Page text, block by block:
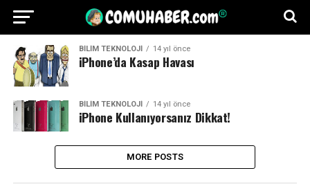
BILIM TEKNOLOJI 14 yıl önce
iPhone’da Kasap Havası
BILIM TEKNOLOJI 14 yıl önce
iPhone Kullanıyorsanız Dikkat!
MORE POSTS